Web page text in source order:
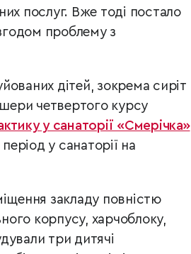
послуг. Вже тоді постало
проблему з
дітей, зокрема сиріт
четвертого курсу
у санаторії «Смерічка»
у санаторії на
закладу повністю
корпусу, харчоблоку,
три дитячі